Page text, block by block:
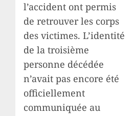
l’accident ont permis
de retrouver les corps
des victimes. L’identité
de la troisième
personne décédée
n’avait pas encore été
officiellement
communiquée au